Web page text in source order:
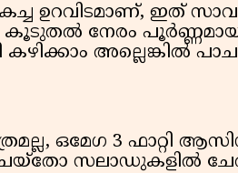
ഉറവിടമാണ്, ഇത്
കൂടുതൽ നേരം
അല്ലെങ്കിൽ
ഒമേഗ 3 ഫാറ്റി
സലാഡുകളിൽ